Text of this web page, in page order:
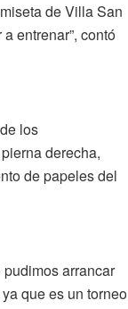
de Villa San
entrenar”, contó
los
derecha,
de papeles del
arrancar
que es un torneo